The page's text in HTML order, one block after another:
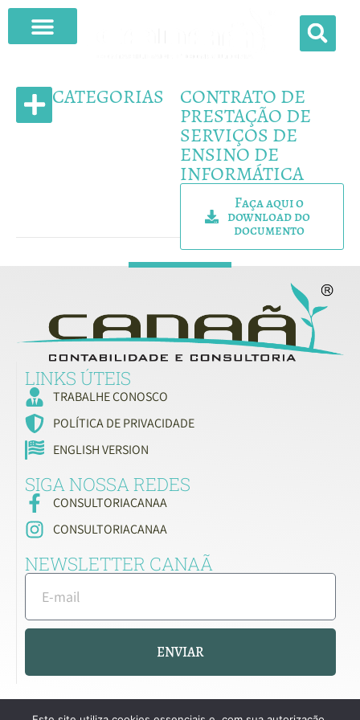
CATEGORIAS CONTRATO DE
PRESTAÇÃO DE
SERVIÇOS DE
ENSINO DE
INFORMÁTICA
Faça aqui o
download do
documento
LINKS ÚTEIS
TRABALHE CONOSCO
POLÍTICA DE PRIVACIDADE
ENGLISH VERSION
SIGA NOSSA REDES
CONSULTORIACANAA
CONSULTORIACANAA
NEWSLETTER CANAÃ
ENVIAR